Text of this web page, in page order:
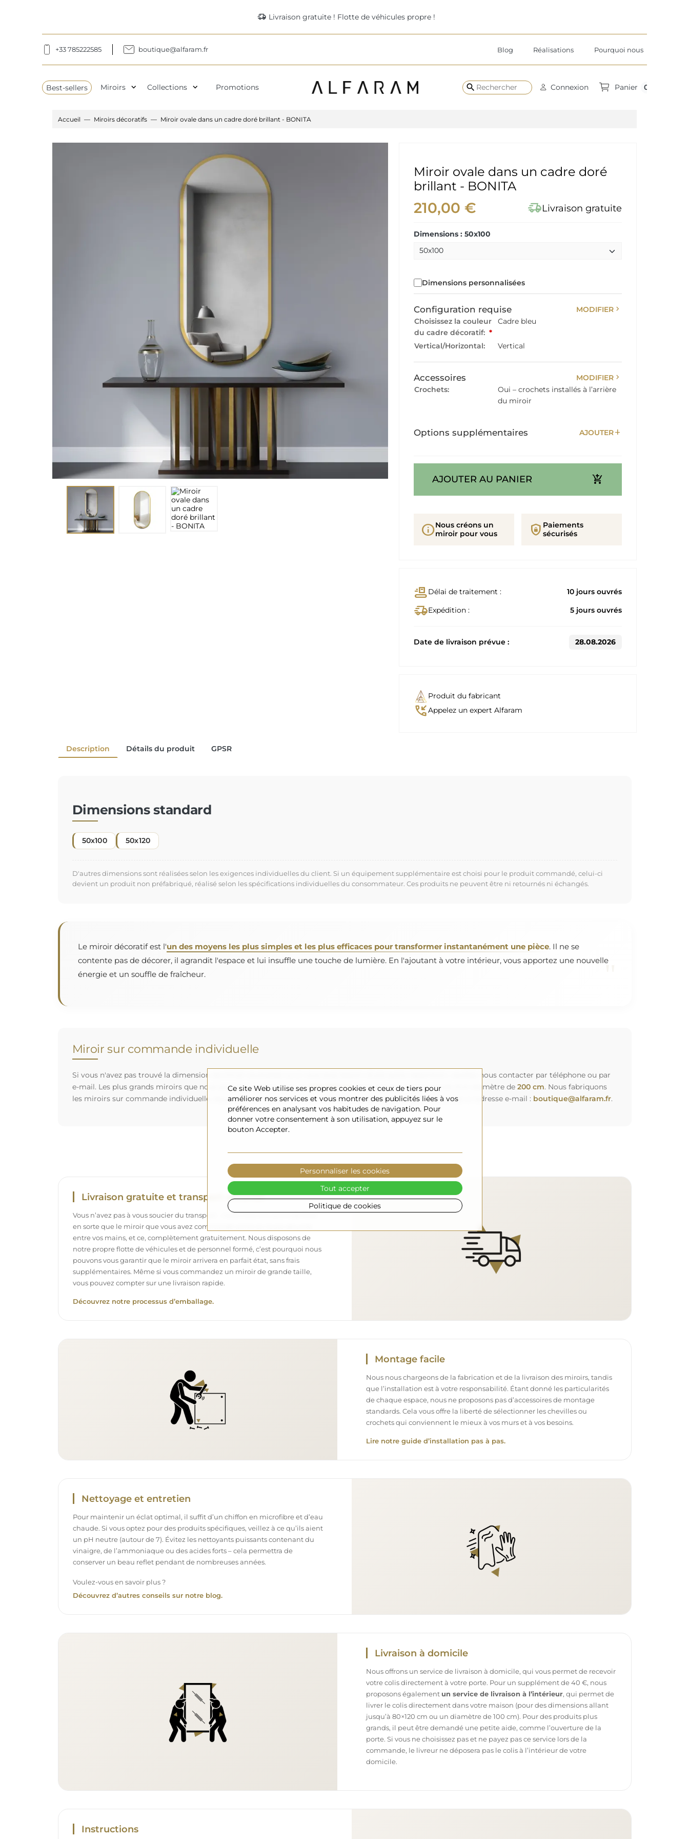
delivery_truck_speed Livraison gratuite ! Flotte de véhicules propre !
+33 785222585 boutique@alfaram.fr Blog Réalisations Pourquoi nous
Best-sellers Miroirs expand_more Collections expand_more Promotions search Connexion Panier 0
Accueil Miroirs décoratifs Miroir ovale dans un cadre doré brillant - BONITA
Miroir ovale dans un cadre doré
brillant - BONITA
210,00 € delivery_truck_speedLivraison gratuite
Dimensions : 50x100
Dimensions personnalisées
Configuration requise MODIFIER chevron_right
Choisissez la couleur
du cadre décoratif: *
Cadre bleu
Vertical/Horizontal: Vertical
Accessoires MODIFIER chevron_right
Crochets:
Oui – crochets installés à l’arrière
du miroir
Options supplémentaires AJOUTERadd
AJOUTER AU PANIER add_shopping_cart
infoNous créons un
miroir pour vous
shield_lock Paiements
sécurisés
conveyor_beltDélai de traitement : 10 jours ouvrés
delivery_truck_speedExpédition : 5 jours ouvrés
Date de livraison prévue : 28.08.2026
Produit du fabricant
phone_callbackAppelez un expert Alfaram
Description Détails du produit GPSR
Dimensions standard
50x100 50x120
D'autres dimensions sont réalisées selon les exigences individuelles du client. Si un équipement supplémentaire est choisi pour le produit commandé, celui-ci
devient un produit non préfabriqué, réalisé selon les spécifications individuelles du consommateur. Ces produits ne peuvent être ni retournés ni échangés.
Le miroir décoratif est l'un des moyens les plus simples et les plus efficaces pour transformer instantanément une pièce. Il ne se
contente pas de décorer, il agrandit l'espace et lui insuffle une touche de lumière. En l'ajoutant à votre intérieur, vous apportez une nouvelle
énergie et un souffle de fraîcheur.
"
Miroir sur commande individuelle
Si vous n'avez pas trouvé la dimension de miroir souhaitée ou si vous avez besoin d'une autre répartition, veuillez nous contacter par téléphone ou par
e-mail. Les plus grands miroirs que nous pouvons réaliser sont de 200×300 cmainsi que des miroirs ronds d'un diamètre de 200 cm. Nous fabriquons
les miroirs sur commande individuelle. Nous vous invitons à envoyer votre demande accompagnée du projet à l'adresse e-mail : boutique@alfaram.fr.
Livraison gratuite et transport sécurisé
Vous n’avez pas à vous soucier du transport – nous nous occupons de faire
en sorte que le miroir que vous avez commandé arrive en toute sécurité
entre vos mains, et ce, complètement gratuitement. Nous disposons de
notre propre flotte de véhicules et de personnel formé, c’est pourquoi nous
pouvons vous garantir que le miroir arrivera en parfait état, sans frais
supplémentaires. Même si vous commandez un miroir de grande taille,
vous pouvez compter sur une livraison rapide.
Découvrez notre processus d’emballage.
Montage facile
Nous nous chargeons de la fabrication et de la livraison des miroirs, tandis
que l’installation est à votre responsabilité. Étant donné les particularités
de chaque espace, nous ne proposons pas d’accessoires de montage
standards. Cela vous offre la liberté de sélectionner les chevilles ou
crochets qui conviennent le mieux à vos murs et à vos besoins.
Lire notre guide d’installation pas à pas.
Nettoyage et entretien
Pour maintenir un éclat optimal, il suffit d’un chiffon en microfibre et d’eau
chaude. Si vous optez pour des produits spécifiques, veillez à ce qu’ils aient
un pH neutre (autour de 7). Évitez les nettoyants puissants contenant du
vinaigre, de l’ammoniaque ou des acides forts – cela permettra de
conserver un beau reflet pendant de nombreuses années.
Voulez-vous en savoir plus ?
Découvrez d’autres conseils sur notre blog.
Livraison à domicile
Nous offrons un service de livraison à domicile, qui vous permet de recevoir
votre colis directement à votre porte. Pour un supplément de 40 €, nous
proposons également un service de livraison à l’intérieur, qui permet de
livrer le colis directement dans votre maison (pour des dimensions allant
jusqu’à 80×120 cm ou un diamètre de 100 cm). Pour des produits plus
grands, il peut être demandé une petite aide, comme l’ouverture de la
porte. Si vous ne choisissez pas et ne payez pas ce service lors de la
commande, le livreur ne déposera pas le colis à l’intérieur de votre
domicile.
Instructions
Ce site Web utilise ses propres cookies et ceux de tiers pour
améliorer nos services et vous montrer des publicités liées à vos
préférences en analysant vos habitudes de navigation. Pour
donner votre consentement à son utilisation, appuyez sur le
bouton Accepter.
Politique de cookies
Personnaliser les cookies
Tout accepter